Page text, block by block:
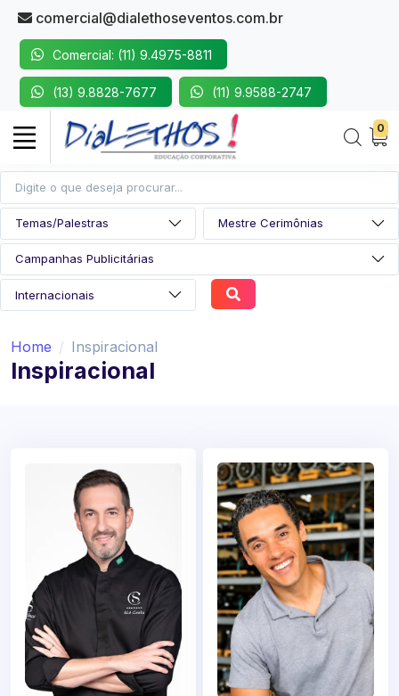
comercial@dialethoseventos.com.br
Comercial: (11) 9.4975-8811
(13) 9.8828-7677 (11) 9.9588-2747
0
Home Inspiracional
Inspiracional